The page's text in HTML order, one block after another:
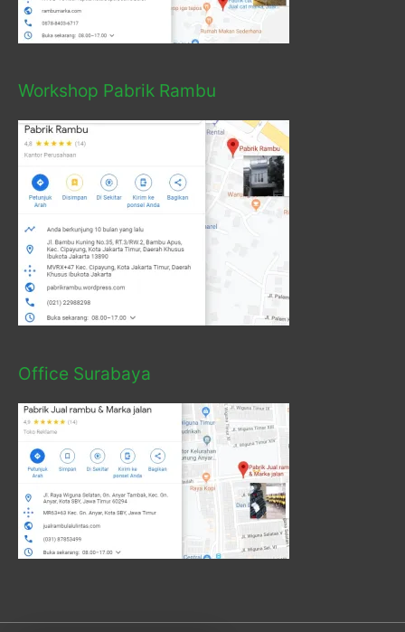
Workshop Pabrik Rambu
Office Surabaya